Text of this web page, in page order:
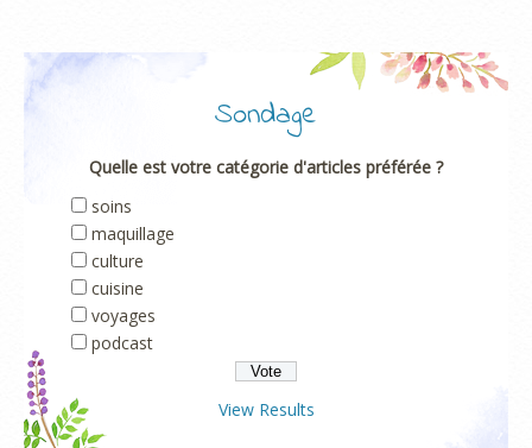
Sondage
Quelle est votre catégorie d'articles préférée ?
soins
maquillage
culture
cuisine
voyages
podcast
View Results